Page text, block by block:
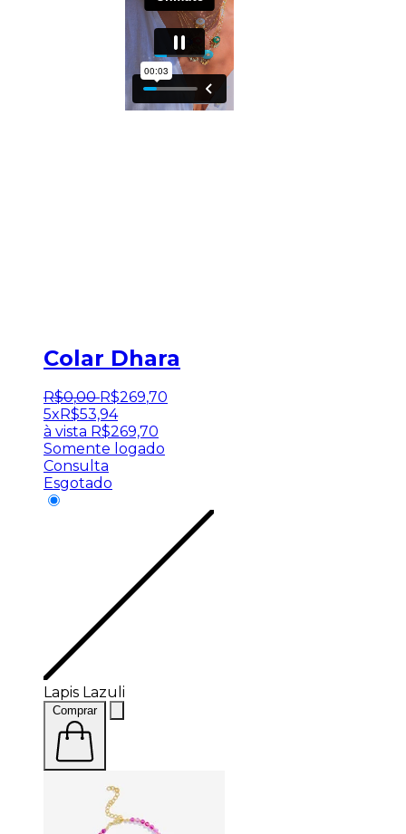
Colar Dhara
R$0,00 R$269,70
5x R$53,94
à vista R$269,70
Somente logado
Consulta
Esgotado
Lapis Lazuli
Comprar